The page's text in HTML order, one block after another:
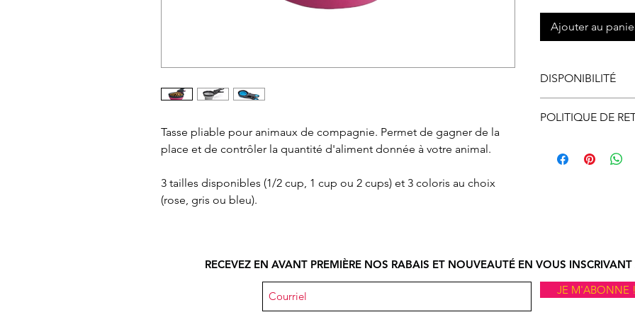
Tasse pliable pour animaux de compagnie. Permet de gagner de la
place et de contrôler la quantité d'aliment donnée à votre animal.
3 tailles disponibles (1/2 cup, 1 cup ou 2 cups) et 3 coloris au choix
(rose, gris ou bleu).
Ajouter au
DISPONIBILITÉ
ligne doit se faire
POLITIQUE DE
ne vous convient
procéderons à
si l'article et son
état.
RECEVEZ EN AVANT PREMIÈRE NOS RABAIS ET NOUVEAUTÉ EN VOUS
JE M'ABONNE !